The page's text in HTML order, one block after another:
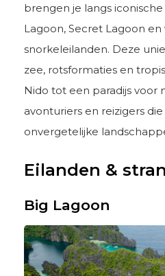
brengen je langs
Lagoon, Secret Lagoon
snorkeleilanden. Deze
zee, rotsformaties en
Nido tot een paradijs voor
avonturiers en reizigers
onvergetelijke
Eilanden &
Big Lagoon